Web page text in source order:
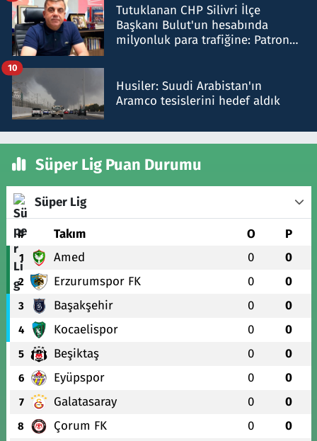
Tutuklanan CHP Silivri İlçe
Başkanı Bulut'un hesabında
milyonluk para trafiğine: Patron
Husiler: Suudi Arabistan'ın
Aramco tesislerini hedef aldık
10
Süper Lig Puan Durumu
Süper Lig
# Takım O P
1 Amed 0 0
2 Erzurumspor FK 0 0
3 Başakşehir 0 0
4 Kocaelispor 0 0
5 Beşiktaş 0 0
6 Eyüpspor 0 0
7 Galatasaray 0 0
8 Çorum FK 0 0